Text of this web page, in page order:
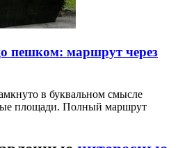
пешком: маршрут через
в буквальном смысле
площади. Полный маршрут